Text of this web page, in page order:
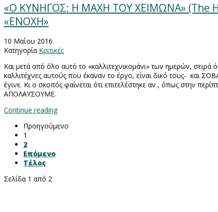
«Ο ΚΥΝΗΓΟΣ: Η ΜΑΧΗ ΤΟΥ ΧΕΙΜΩΝΑ» (The
«ΕΝΟΧΗ»
10 Μαΐου 2016
Κατηγορία Κριτικές
Και μετά από όλο αυτό το «καλλιτεχνικομάνι» των ημερών, σειρά
καλλιτέχνες αυτούς που έκαναν το έργο, είναι δικό τους- και
έγινε. Κι ο σκοπός φαίνεται ότι επιτελέστηκε αν , όπως στην
ΑΠΟΛΑΥΣΟΥΜΕ.
Continue reading
Προηγούμενο
1
2
Επόμενο
Τέλος
Σελίδα 1 από 2